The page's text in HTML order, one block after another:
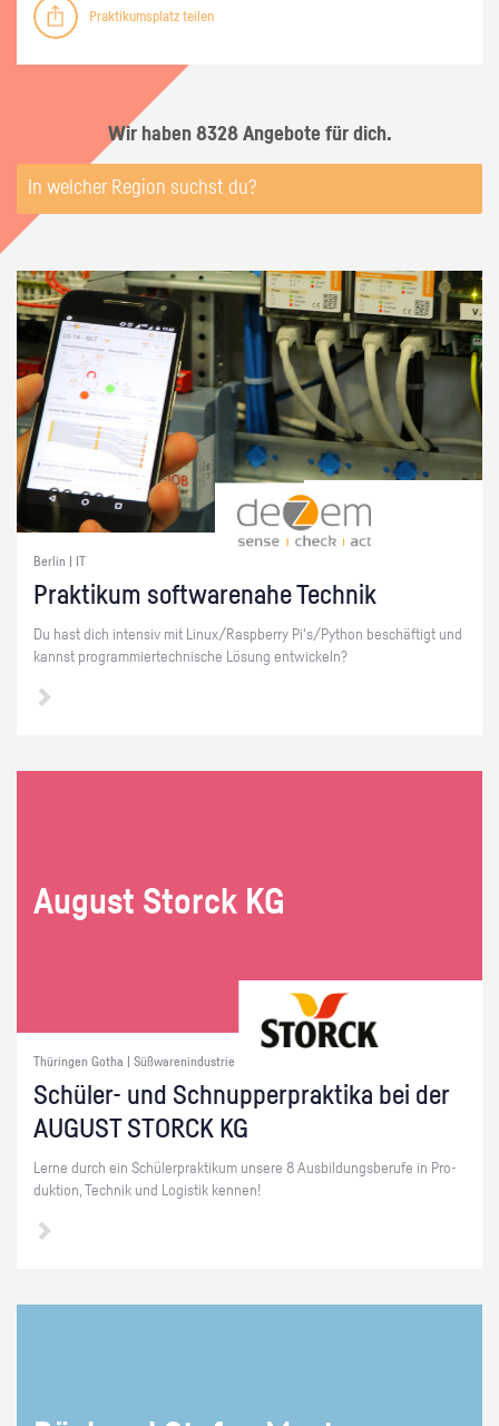
Praktikumsplatz teilen
Wir haben 8328 Angebote für dich.
Berlin | IT
Prak­ti­kum soft­ware­na­he Tech­nik
Du hast dich in­ten­siv mit Linux/Raspber­ry Pi's/Py­thon be­schäf­tigt und
kannst pro­gram­mier­tech­ni­sche Lö­sung ent­wi­ckeln?
Au­gust Storck KG
Thüringen Gotha | Süßwarenindustrie
Schü­ler- und Schnup­per­prak­ti­ka bei der
AU­GUST STORCK KG
Lerne durch ein Schü­ler­prak­ti­kum un­se­re 8 Aus­bil­dungs­be­ru­fe in Pro­
duk­ti­on, Tech­nik und Lo­gis­tik ken­nen!